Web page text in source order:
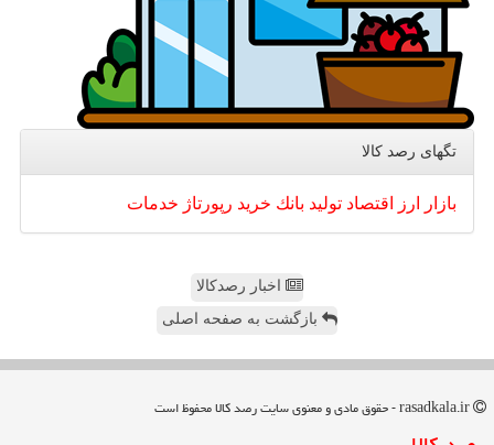
تگهای رصد كالا
بازار ارز اقتصاد تولید بانك خرید رپورتاژ خدمات
اخبار رصدکالا
بازگشت به صفحه اصلی